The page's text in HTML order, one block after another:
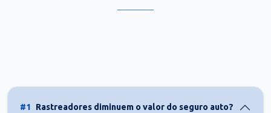
#1 Rastreadores diminuem o valor do seguro auto?